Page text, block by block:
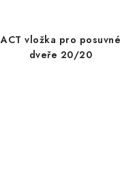
ACT vložka pro posuvné
dveře 20/20